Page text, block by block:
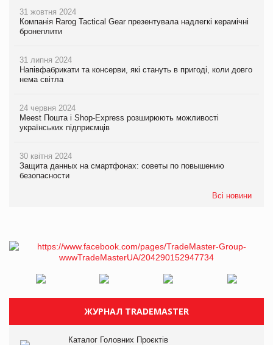
31 жовтня 2024
Компанія Rarog Tactical Gear презентувала надлегкі керамічні
бронеплити
31 липня 2024
Напівфабрикати та консерви, які стануть в пригоді, коли довго
нема світла
24 червня 2024
Meest Пошта і Shop-Express розширюють можливості
українських підприємців
30 квітня 2024
Защита данных на смартфонах: советы по повышению
безопасности
Всі новини
ЖУРНАЛ TRADEMASTER
Каталог Головних Проєктів